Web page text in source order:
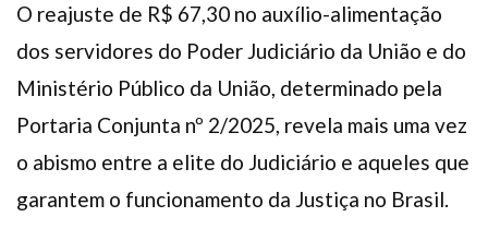
O reajuste de R$ 67,30 no auxílio-alimentação
dos servidores do Poder Judiciário da União e do
Ministério Público da União, determinado pela
Portaria Conjunta nº 2/2025, revela mais uma vez
o abismo entre a elite do Judiciário e aqueles que
garantem o funcionamento da Justiça no Brasil.